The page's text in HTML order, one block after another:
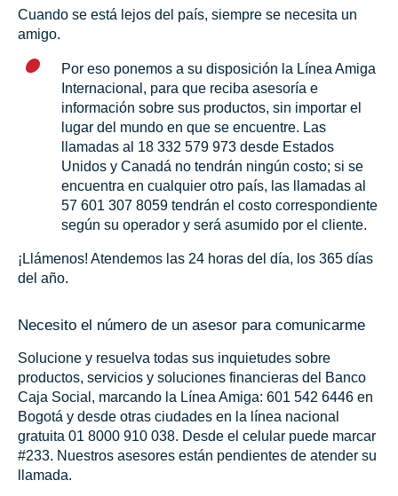
Cuando se está lejos del país, siempre se necesita un
amigo.
Por eso ponemos a su disposición la Línea Amiga
Internacional, para que reciba asesoría e
información sobre sus productos, sin importar el
lugar del mundo en que se encuentre. Las
llamadas al 18 332 579 973 desde Estados
Unidos y Canadá no tendrán ningún costo; si se
encuentra en cualquier otro país, las llamadas al
57 601 307 8059 tendrán el costo correspondiente
según su operador y será asumido por el cliente.
¡Llámenos! Atendemos las 24 horas del día, los 365 días
del año.
Necesito el número de un asesor para comunicarme
Solucione y resuelva todas sus inquietudes sobre
productos, servicios y soluciones financieras del Banco
Caja Social, marcando la Línea Amiga: 601 542 6446 en
Bogotá y desde otras ciudades en la línea nacional
gratuita 01 8000 910 038. Desde el celular puede marcar
#233. Nuestros asesores están pendientes de atender su
llamada.